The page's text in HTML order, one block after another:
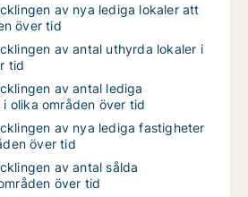
av nya lediga lokaler att
över tid
av antal uthyrda lokaler i
tid
av antal lediga
olika områden över tid
av nya lediga fastigheter
över tid
av antal sålda
över tid